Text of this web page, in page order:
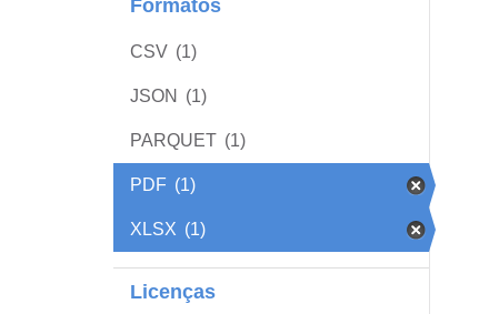
Formatos
CSV (1)
JSON (1)
PARQUET (1)
PDF (1)
XLSX (1)
Licenças